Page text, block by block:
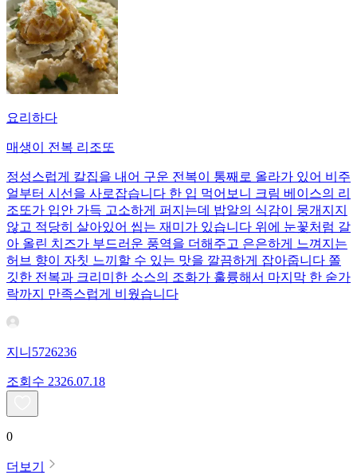
요리하다
매생이 전복 리조또
정성스럽게 칼집을 내어 구운 전복이 통째로 올라가 있어 비주
얼부터 시선을 사로잡습니다 한 입 먹어보니 크림 베이스의 리
조또가 입안 가득 고소하게 퍼지는데 밥알의 식감이 뭉개지지
않고 적당히 살아있어 씹는 재미가 있습니다 위에 눈꽃처럼 갈
아 올린 치즈가 부드러운 풍역을 더해주고 은은하게 느껴지는
허브 향이 자칫 느끼할 수 있는 맛을 깔끔하게 잡아줍니다 쫄
깃한 전복과 크리미한 소스의 조화가 훌륭해서 마지막 한 숟가
락까지 만족스럽게 비웠습니다
지니5726236
조회수 2326.07.18
0
더보기